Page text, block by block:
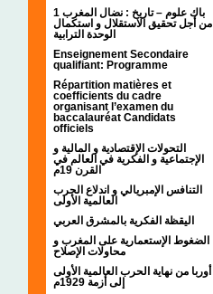
1 باك علوم – تاريخ : نضال المغرب
من أجل تحقيق الاستقلال و استكمال
الوحدة الترابية
Enseignement Secondaire
qualifiant: Programme
Répartition matières et
coefficients du cadre
organisant l’examen du
baccalauréat Candidats
officiels
التحولات الإقتصادية و المالية و
الإجتماعية و الفكرية في العالم في
القرن 19م
التنافس الإمبريالي و اندلاع الحرب
العالمية الأولى
اليقظة الفكرية بالمشرق العربي
الضغوط الإستعمارية على المغرب و
محاولات الإصلاح
أوربا من نهاية الحرب العالمية الأولى
إلى أزمة 1929م